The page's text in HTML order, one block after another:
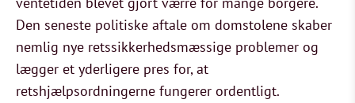
Den seneste politiske aftale om domstolene skaber
nemlig nye retssikkerhedsmæssige problemer og
lægger et yderligere pres for, at
retshjælpsordningerne fungerer ordentligt.